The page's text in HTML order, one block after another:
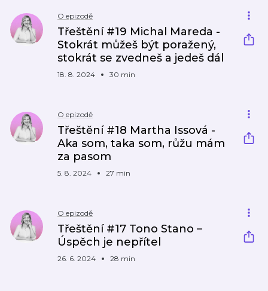
O epizodě
Třeštění #19 Michal Mareda -
Stokrát můžeš být poražený,
stokrát se zvedneš a jedeš dál
18. 8. 2024 30 min
O epizodě
Třeštění #18 Martha Issová -
Aka som, taka som, růžu mám
za pasom
5. 8. 2024 27 min
O epizodě
Třeštění #17 Tono Stano –
Úspěch je nepřítel
26. 6. 2024 28 min